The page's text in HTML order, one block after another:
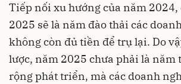
Tiếp nối xu hướng của năm 2024,
2025 sẽ là năm đào thải các
không còn đủ tiền để trụ lại. Do
lược, năm 2025 chưa phải là năm
rộng phát triển, mà các doanh